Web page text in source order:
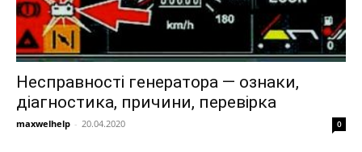
Несправності генератора — ознаки,
діагностика, причини, перевірка
maxwelhelp - 20.04.2020 0